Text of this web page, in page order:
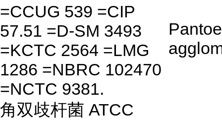
=CCUG 539 =CIP
57.51 =D-SM 3493
=KCTC 2564 =LMG
1286 =NBRC 102470
=NCTC 9381.
角双歧杆菌 ATCC